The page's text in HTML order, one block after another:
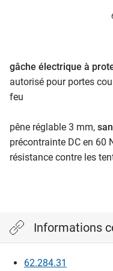
gâche électrique à
autorisé pour portes
feu
pêne réglable 3 mm,
précontrainte DC en 60
résistance contre les
Informations
62.284.31